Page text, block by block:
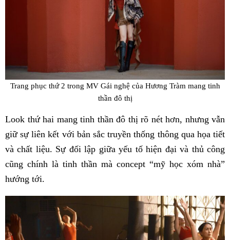
Trang phục thứ 2 trong MV Gái nghệ của Hương Tràm mang tinh
thần đô thị
Look thứ hai mang tinh thần đô thị rõ nét hơn, nhưng vẫn
giữ sự liên kết với bản sắc truyền thống thông qua họa tiết
và chất liệu. Sự đối lập giữa yếu tố hiện đại và thủ công
cũng chính là tinh thần mà concept “mỹ học xóm nhà”
hướng tới.